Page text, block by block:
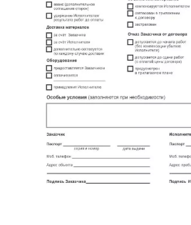
метро Петровско-Разумовская
метро Новокузнецкая
метро Партизанская
метро Румянцево
метро Полежаевская